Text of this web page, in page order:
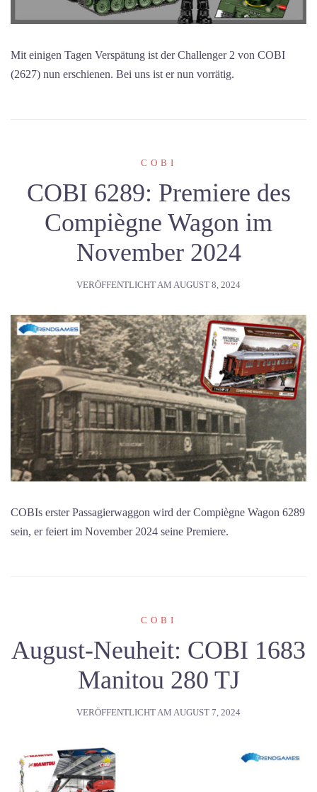
Mit einigen Tagen Verspätung ist der Challenger 2 von COBI
(2627) nun erschienen. Bei uns ist er nun vorrätig.
COBI
COBI 6289: Premiere des
Compiègne Wagon im
November 2024
VERÖFFENTLICHT AM AUGUST 8, 2024
COBIs erster Passagierwaggon wird der Compiègne Wagon 6289
sein, er feiert im November 2024 seine Premiere.
COBI
August-Neuheit: COBI 1683
Manitou 280 TJ
VERÖFFENTLICHT AM AUGUST 7, 2024